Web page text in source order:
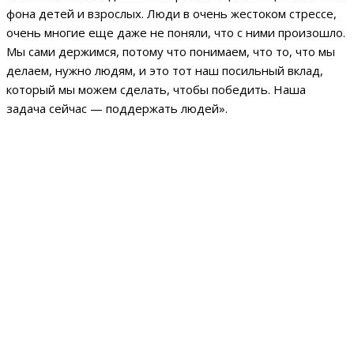
фона детей и взрослых. Люди в очень жестоком стрессе,
очень многие еще даже не поняли, что с ними произошло.
Мы сами держимся, потому что понимаем, что то, что мы
делаем, нужно людям, и это тот наш посильный вклад,
который мы можем сделать, чтобы победить. Наша
задача сейчас — поддержать людей».